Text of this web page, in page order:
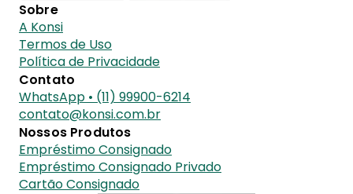
Sobre
A Konsi
Termos de Uso
Política de Privacidade
Contato
WhatsApp • (11) 99900-6214
contato@konsi.com.br
Nossos Produtos
Empréstimo Consignado
Empréstimo Consignado Privado
Cartão Consignado